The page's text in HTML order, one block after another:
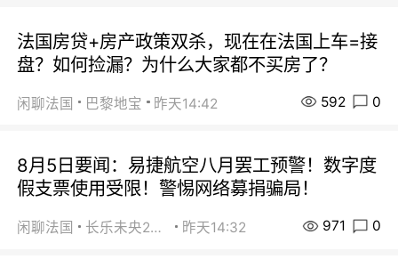
法国房贷+房产政策双杀，现在在法国上车=接
盘？如何捡漏？为什么大家都不买房了？
闲聊法国 巴黎地宝 昨天14:42 592 0
8月5日要闻：易捷航空八月罢工预警！数字度
假支票使用受限！警惕网络募捐骗局！
闲聊法国 长乐未央2015 昨天14:32 971 0